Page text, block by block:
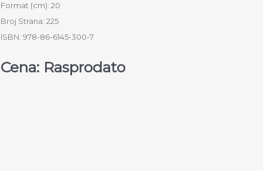
Format (cm): 20
Broj Strana: 225
ISBN: 978-86-6145-300-7
Cena: Rasprodato